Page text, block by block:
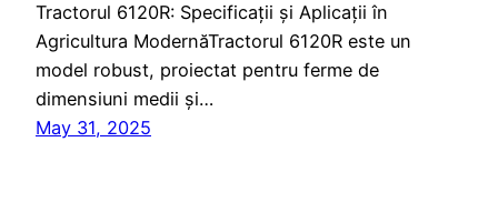
Tractorul 6120R: Specificații și Aplicații în
Agricultura ModernăTractorul 6120R este un
model robust, proiectat pentru ferme de
dimensiuni medii și…
May 31, 2025